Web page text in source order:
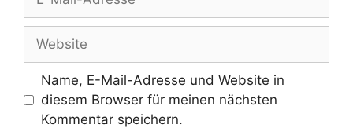
Mail-
Adresse
Name, E-Mail-Adresse und Website in
diesem Browser für meinen nächsten
Kommentar speichern.